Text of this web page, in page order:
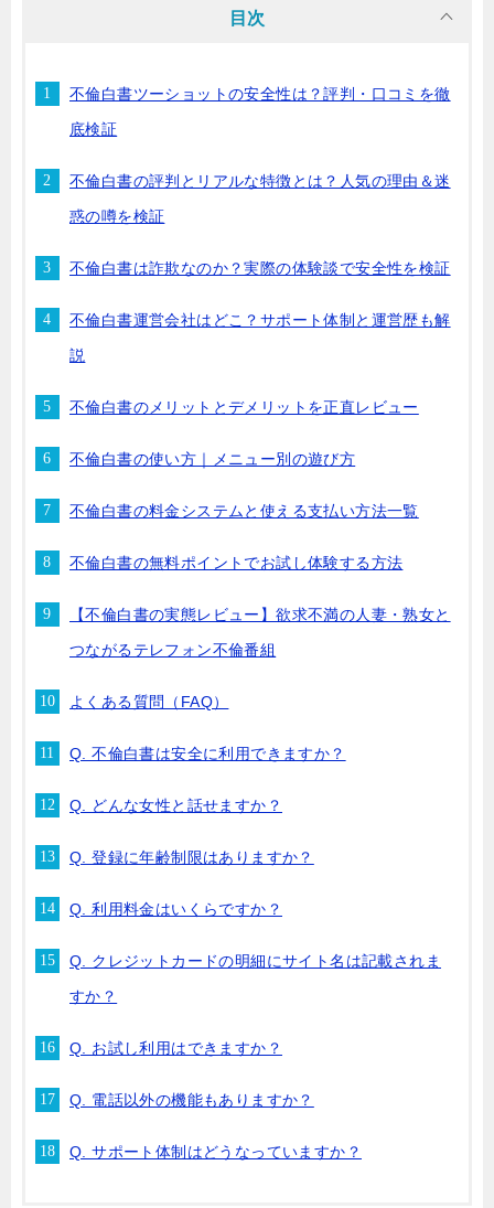
目次
不倫白書ツーショットの安全性は？評判・口コミを徹
底検証
不倫白書の評判とリアルな特徴とは？人気の理由＆迷
惑の噂を検証
不倫白書は詐欺なのか？実際の体験談で安全性を検証
不倫白書運営会社はどこ？サポート体制と運営歴も解
説
不倫白書のメリットとデメリットを正直レビュー
不倫白書の使い方｜メニュー別の遊び方
不倫白書の料金システムと使える支払い方法一覧
不倫白書の無料ポイントでお試し体験する方法
【不倫白書の実態レビュー】欲求不満の人妻・熟女と
つながるテレフォン不倫番組
よくある質問（FAQ）
Q. 不倫白書は安全に利用できますか？
Q. どんな女性と話せますか？
Q. 登録に年齢制限はありますか？
Q. 利用料金はいくらですか？
Q. クレジットカードの明細にサイト名は記載されま
すか？
Q. お試し利用はできますか？
Q. 電話以外の機能もありますか？
Q. サポート体制はどうなっていますか？